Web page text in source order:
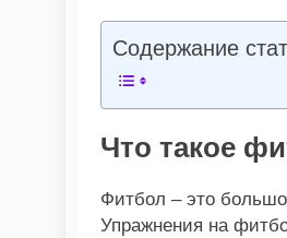
Содержание
Что такое
Фитбол – это
Упражнения на